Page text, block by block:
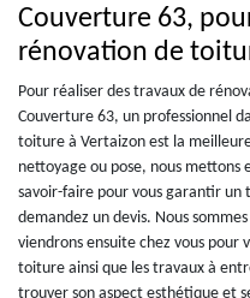
Couverture 63,
rénovation de
Pour réaliser des travaux de
Couverture 63, un professionnel
toiture à Vertaizon est la
nettoyage ou pose, nous
savoir-faire pour vous garantir un
demandez un devis. Nous
viendrons ensuite chez vous pour
toiture ainsi que les travaux à
trouver son aspect esthétique et